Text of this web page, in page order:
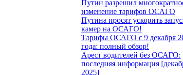
Путин разрешил
изменение тарифов ОСАГО
Путина просят ускорить
камер на ОСАГО!
Тарифы ОСАГО с 9 декабря
года: полный обзор!
Арест водителей без ОСАГО:
последняя информация
2025]